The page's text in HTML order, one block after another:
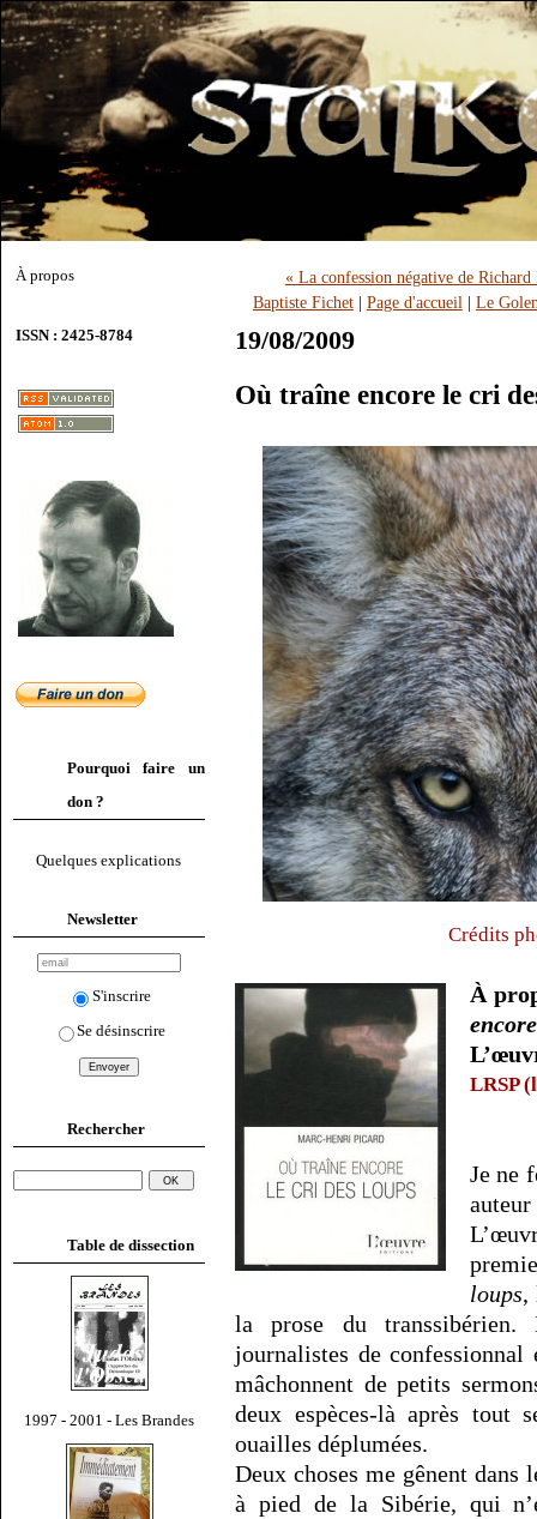
À propos
ISSN : 2425-8784
Pourquoi faire un
don ?
Quelques explications
Newsletter
S'inscrire
Se désinscrire
Rechercher
Table de dissection
1997 - 2001 - Les Brandes
« La confession négative de
Baptiste Fichet| Page d'accueil | Le
19/08/2009
Où traîne encore le cri
Crédits
À
LRSP
Je ne
loups,
la prose du
journalistes de
mâchonnent de petits
deux espèces-là après tout
ouailles déplumées.
Deux choses me gênent dans
à pied de la Sibérie, qui